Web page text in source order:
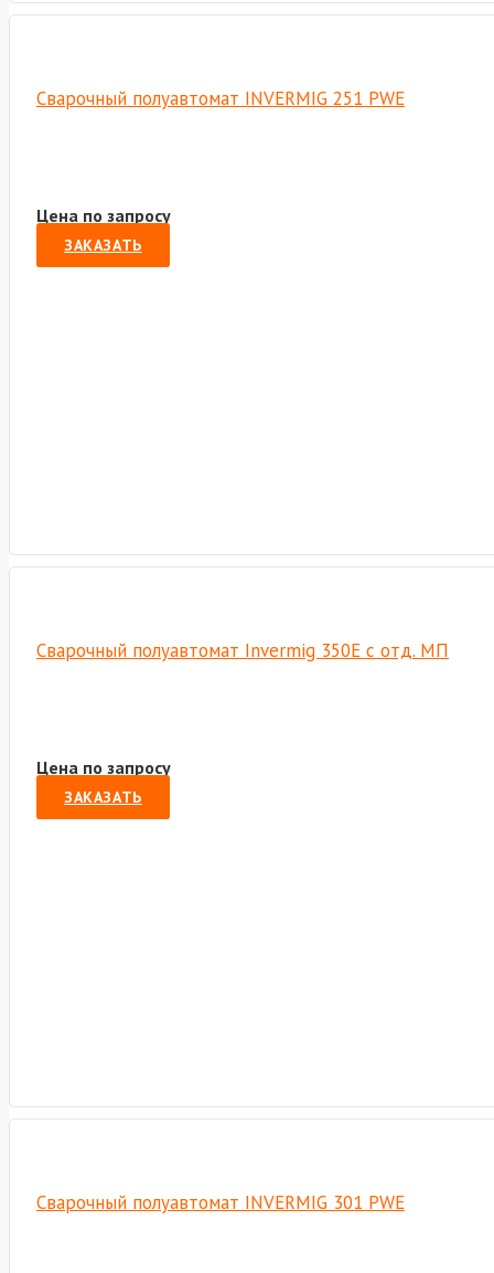
Сварочный полуавтомат INVERMIG 251 PWE
Цена по запросу
ЗАКАЗАТЬ
Сварочный полуавтомат Invermig 350E с отд. МП
Цена по запросу
ЗАКАЗАТЬ
Сварочный полуавтомат INVERMIG 301 PWE